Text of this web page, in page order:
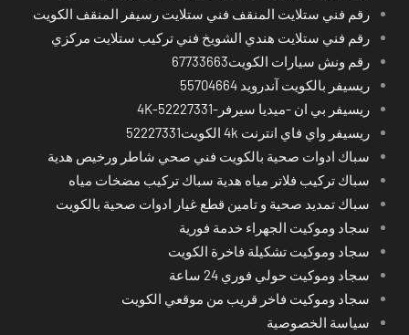
رقم فني ستلايت المنقف فني ستلايت رسيفر المنقف الكويت
رقم فني ستلايت هندي الشويخ فني تركيب ستلايت مركزي
رقم ونش سيارات الكويت67733663
ريسيفر بالكويت آندرويد 55704664
ريسيفر بي ان -ميديا سيرفر-4K-52227331
ريسيفر واي فاي انترنت 4k الكويت52227331
سباك ادوات صحية بالكويت فني صحي شاطر ورخيص هدية
سباك تركيب فلاتر مياه هدية سباك تركيب مضخات مياه
سباك تمديد صحية و تامين قطع غيار ادوات صحية بالكويت
سجاد وموكيت الجهراء خدمة فورية
سجاد وموكيت تشكيلة فاخرة الكويت
سجاد وموكيت حولي فوري 24 ساعة
سجاد وموكيت فاخر قريب من موقعي الكويت
سياسة الخصوصية